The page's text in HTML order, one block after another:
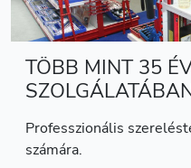
TÖBB MINT 35
Professzionális
számára.